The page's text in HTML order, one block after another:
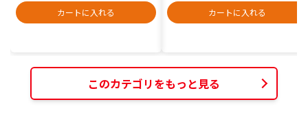
カートに入れる
カートに入れる
このカテゴリをもっと見る